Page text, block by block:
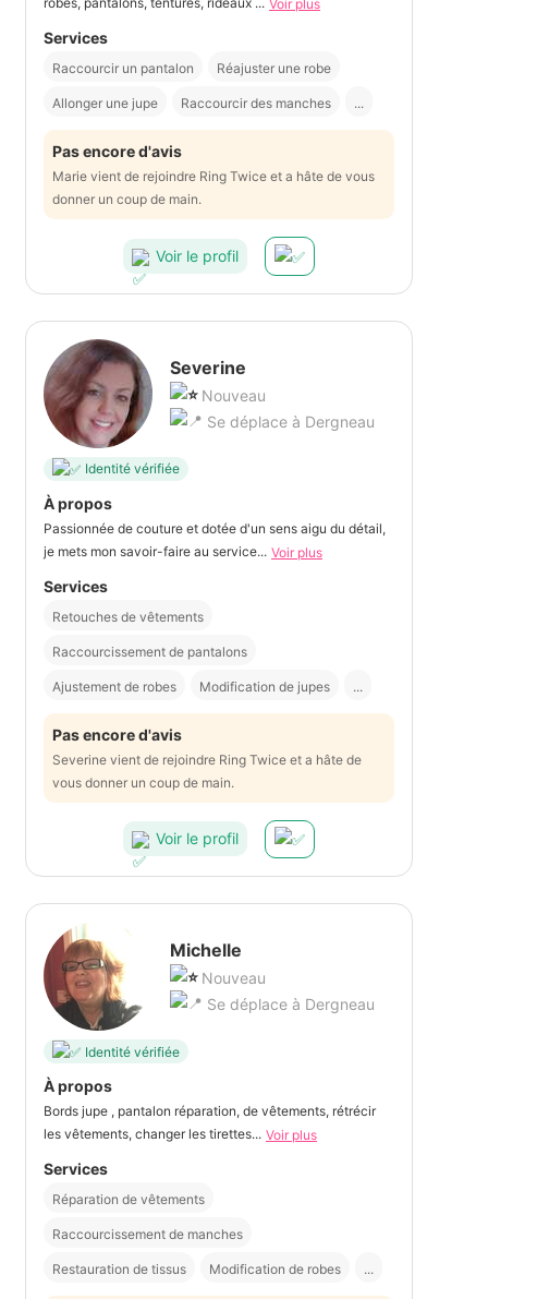
Voir plus
Services
Raccourcir un pantalon Réajuster une robe
Allonger une jupe Raccourcir des manches ...
Pas encore d'avis
Marie vient de rejoindre Ring Twice et a hâte de vous
donner un coup de main.
Voir le profil
Severine
Nouveau
Se déplace à Dergneau
Identité vérifiée
À propos
Passionnée de couture et dotée d'un sens aigu du détail,
je mets mon savoir-faire au service... Voir plus
Services
Retouches de vêtements
Raccourcissement de pantalons
Ajustement de robes Modification de jupes ...
Pas encore d'avis
Severine vient de rejoindre Ring Twice et a hâte de
vous donner un coup de main.
Voir le profil
Michelle
Nouveau
Se déplace à Dergneau
Identité vérifiée
À propos
Bords jupe , pantalon réparation, de vêtements, rétrécir
les vêtements, changer les tirettes... Voir plus
Services
Réparation de vêtements
Raccourcissement de manches
Restauration de tissus Modification de robes ...